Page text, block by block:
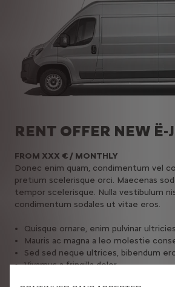
RENT OFFER NEW Ë-
FROM XXX € / MONTHLY
Donec enim quam, condimentum vel
pretium scelerisque orci. Maecenas
tempor scelerisque. Nulla vestibulum
condimentum sodales ut vitae eros.
Quisque ornare, enim pulvinar
Mauris ac magna a leo molestie
Sed sed neque ultrices, bibendum
Vivamus a fringilla dolor.